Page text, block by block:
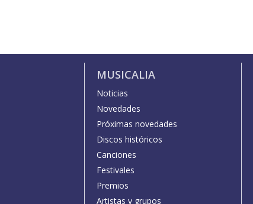
MUSICALIA
Noticias
Novedades
Próximas novedades
Discos históricos
Canciones
Festivales
Premios
Artistas y grupos